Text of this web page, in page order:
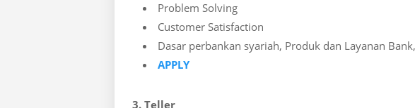
Problem Solving
Customer Satisfaction
Dasar perbankan syariah, Produk dan Layanan
APPLY
3. Teller